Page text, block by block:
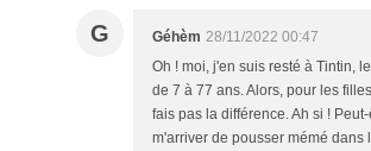
G Géhèm 28/11/2022 00:47
Oh ! moi, j'en suis resté à Tintin,
de 7 à 77 ans. Alors, pour les
fais pas la différence. Ah si !
m'arriver de pousser mémé dans